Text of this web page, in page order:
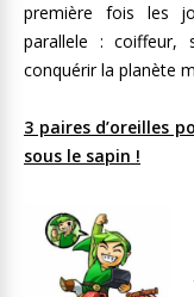
première fois les
parallele : coiffeur,
conquérir la planète
3 paires d’oreilles
sous le sapin !